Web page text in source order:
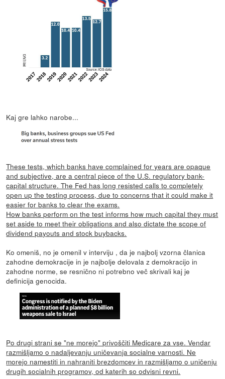
Kaj gre lahko narobe...
These tests, which banks have complained for years are opaque
and subjective, are a central piece of the U.S. regulatory bank-
capital structure. The Fed has long resisted calls to completely
open up the testing process, due to concerns that it could make it
easier for banks to clear the exams.
How banks perform on the test informs how much capital they must
set aside to meet their obligations and also dictate the scope of
dividend payouts and stock buybacks.
Ko omeniš, no je omenil v interviju , da je najbolj vzorna članica
zahodne demokracije in je najbolje delovala z demokracijo in
zahodne norme, se resnično ni potrebno več skrivali kaj je
definicija genocida.
Po drugi strani se "ne morejo" privoščiti Medicare za vse. Vendar
razmišljamo o nadaljevanju uničevanja socialne varnosti. Ne
morejo namestiti in nahraniti brezdomcev in razmišljamo o uničenju
drugih socialnih programov, od katerih so odvisni revni.